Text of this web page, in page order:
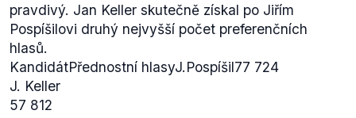
pravdivý. Jan Keller skutečně získal po Jiřím
Pospíšilovi druhý nejvyšší počet preferenčních
hlasů.
KandidátPřednostní hlasyJ.Pospíšil77 724
J. Keller
57 812